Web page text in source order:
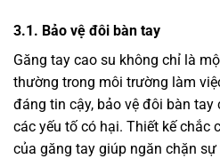
3.1. Bảo vệ đôi bàn tay
Găng tay cao su không chỉ là
thường trong môi trường làm
đáng tin cậy, bảo vệ đôi bàn
các yếu tố có hại. Thiết kế chắc
của găng tay giúp ngăn chặn